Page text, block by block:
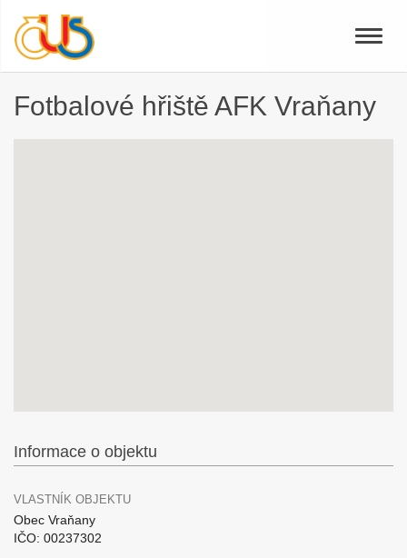
Toggle
Fotbalové hřiště AFK Vraňany
Informace o objektu
VLASTNÍK OBJEKTU
Obec Vraňany
IČO: 00237302